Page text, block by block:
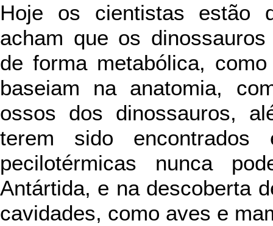
Hoje os cientistas estão
acham que os
de forma metabólica,
baseiam na anatomia,
ossos dos dinossauros,
terem sido
pecilotérmicas nunca
Antártida, e na descoberta
cavidades, como aves e